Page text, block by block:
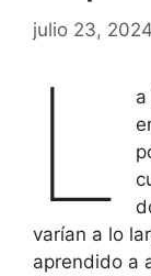
julio 23, 2024
L
varían a lo
aprendido a